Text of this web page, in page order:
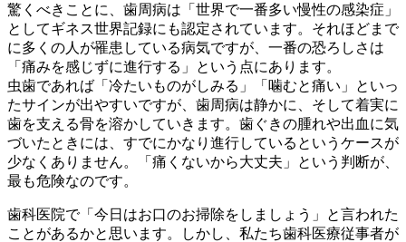
驚くべきことに、歯周病は「世界で一番多い慢性の感染症」
としてギネス世界記録にも認定されています。それほどまで
に多くの人が罹患している病気ですが、一番の恐ろしさは
「痛みを感じずに進行する」という点にあります。
虫歯であれば「冷たいものがしみる」「噛むと痛い」といっ
たサインが出やすいですが、歯周病は静かに、そして着実に
歯を支える骨を溶かしていきます。歯ぐきの腫れや出血に気
づいたときには、すでにかなり進行しているというケースが
少なくありません。「痛くないから大丈夫」という判断が、
最も危険なのです。
歯科医院で「今日はお口のお掃除をしましょう」と言われた
ことがあるかと思います。しかし、私たち歯科医療従事者が